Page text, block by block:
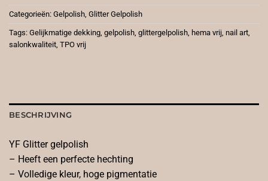
Categorieën: Gelpolish, Glitter Gelpolish
Tags: Gelijkmatige dekking, gelpolish, glittergelpolish, hema vrij, nail art,
salonkwaliteit, TPO vrij
BESCHRIJVING
YF Glitter gelpolish
– Heeft een perfecte hechting
– Volledige kleur, hoge pigmentatie